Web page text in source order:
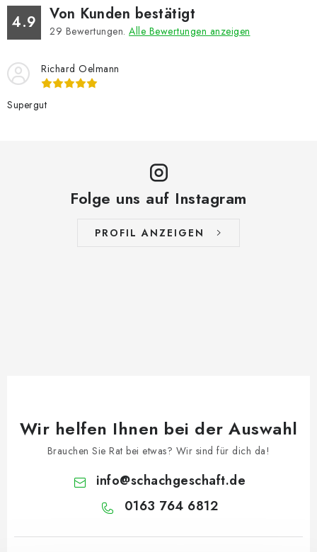
4.9 Von Kunden bestätigt
29 Bewertungen. Alle Bewertungen anzeigen
Richard Oelmann
Supergut
Folge uns auf Instagram
PROFIL ANZEIGEN
Wir helfen Ihnen bei der Auswahl
Brauchen Sie Rat bei etwas? Wir sind für dich da!
info@schachgeschaft.de
0163 764 6812